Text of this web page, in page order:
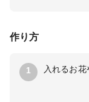
作り方
1 入れるお花